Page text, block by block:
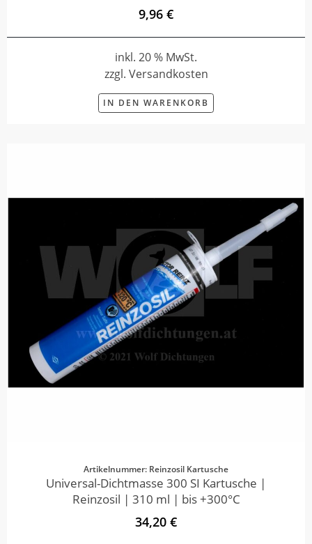
9,96 €
inkl. 20 % MwSt.
zzgl. Versandkosten
IN DEN WARENKORB
Artikelnummer: Reinzosil Kartusche
Universal-Dichtmasse 300 SI Kartusche |
Reinzosil | 310 ml | bis +300°C
34,20 €